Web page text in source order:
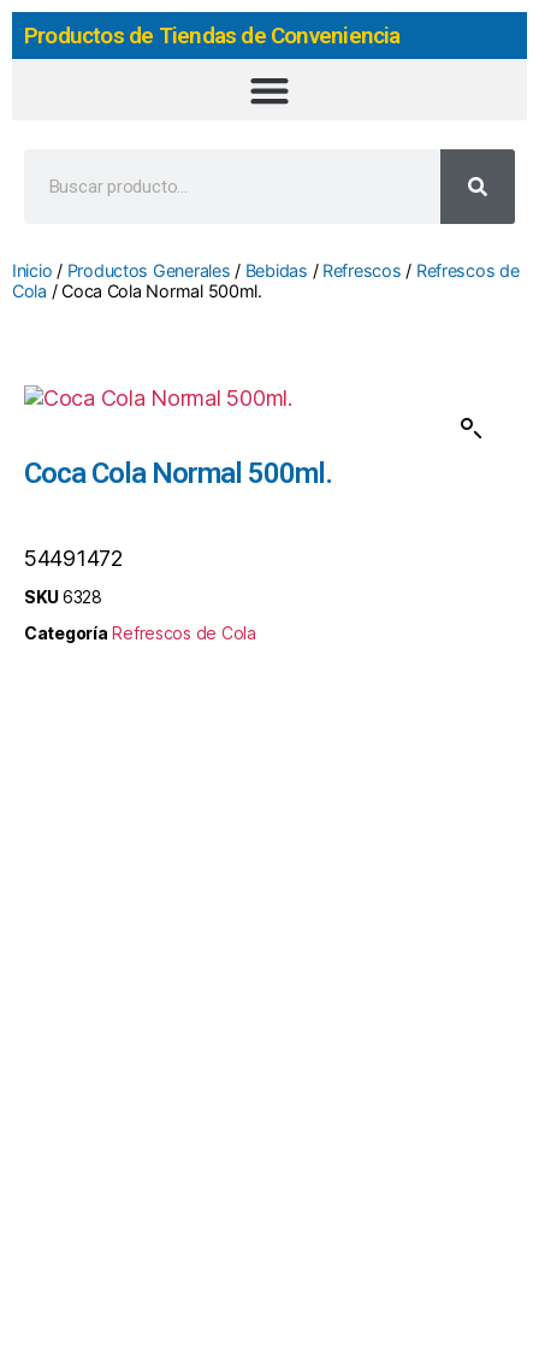
Productos de Tiendas de Conveniencia
Inicio / Productos Generales / Bebidas / Refrescos / Refrescos de
Cola / Coca Cola Normal 500ml.
Coca Cola Normal 500ml.
54491472
SKU6328
Categoría Refrescos de Cola